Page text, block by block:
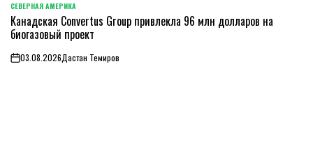
ОПУБЛИКОВАНО
В
СЕВЕРНАЯ АМЕРИКА
Канадская Convertus Group привлекла 96 млн долларов на
биогазовый проект
on03.08.2026Дастан Темиров